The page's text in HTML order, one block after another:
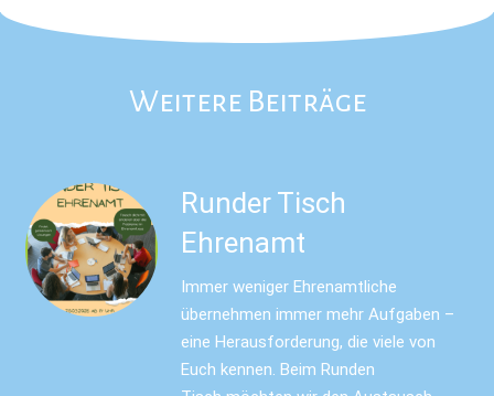
Weitere Beiträge
Runder Tisch
Ehrenamt
Immer weniger Ehrenamtliche
übernehmen immer mehr Aufgaben –
eine Herausforderung, die viele von
Euch kennen. Beim Runden